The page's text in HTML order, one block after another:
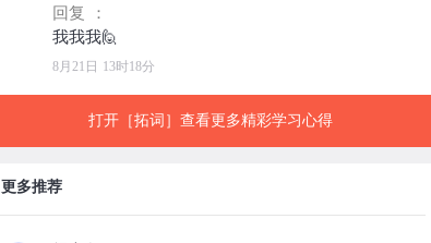
回复 ：
8月21日 13时18分
打开［拓词］查看更多精彩学习心得
更多推荐